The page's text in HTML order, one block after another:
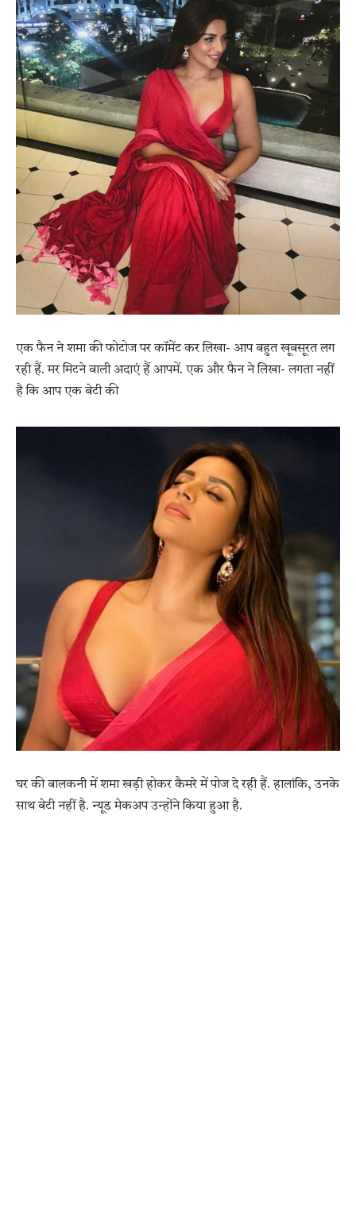
एक फैन ने शमा की फोटोज पर कॉमेंट कर लिखा- आप बहुत खूबसूरत लग
रही हैं. मर मिटने वाली अदाएं हैं आपमें. एक और फैन ने लिखा- लगता नहीं
है कि आप एक बेटी की
घर की बालकनी में शमा खड़ी होकर कैमरे में पोज दे रही हैं. हालांकि, उनके
साथ बेटी नहीं है. न्यूड मेकअप उन्होंने किया हुआ है.